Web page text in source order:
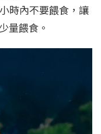
時內不要餵食，讓
量餵食。